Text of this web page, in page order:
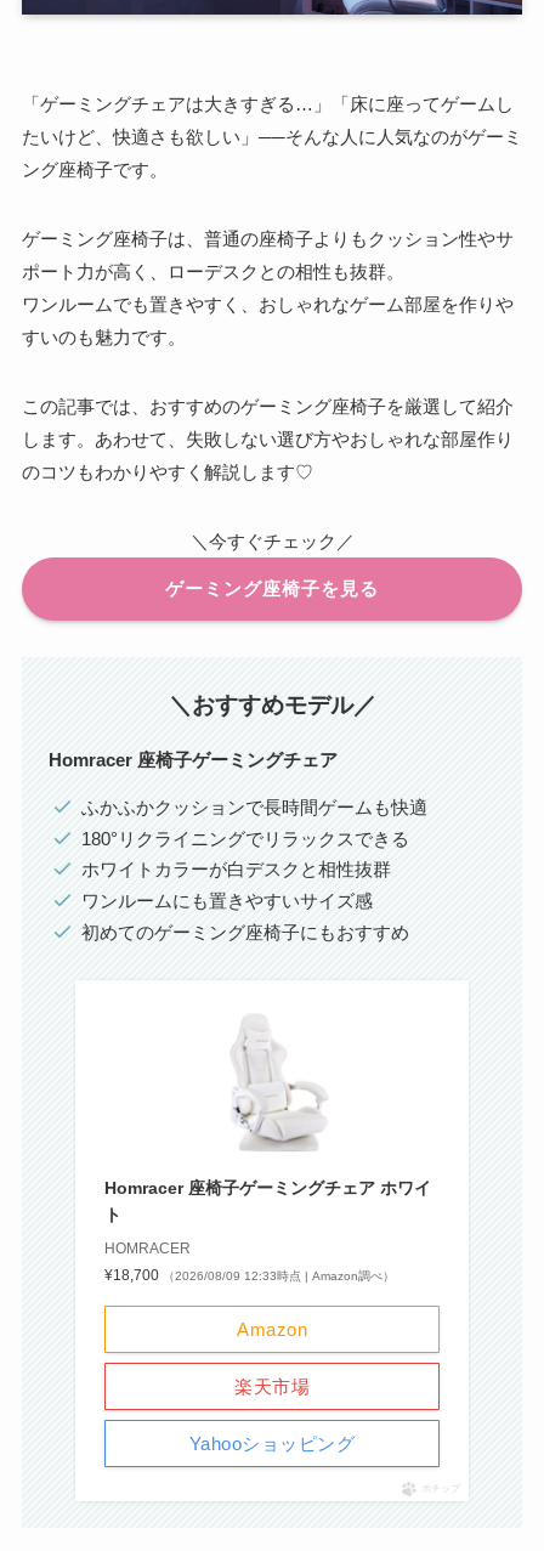
「ゲーミングチェアは大きすぎる…」「床に座ってゲームし
たいけど、快適さも欲しい」──そんな人に人気なのがゲーミ
ング座椅子です。
ゲーミング座椅子は、普通の座椅子よりもクッション性やサ
ポート力が高く、ローデスクとの相性も抜群。
ワンルームでも置きやすく、おしゃれなゲーム部屋を作りや
すいのも魅力です。
この記事では、おすすめのゲーミング座椅子を厳選して紹介
します。あわせて、失敗しない選び方やおしゃれな部屋作り
のコツもわかりやすく解説します♡
＼今すぐチェック／
ゲーミング座椅子を見る
＼おすすめモデル／
Homracer 座椅子ゲーミングチェア
ふかふかクッションで長時間ゲームも快適
180°リクライニングでリラックスできる
ホワイトカラーが白デスクと相性抜群
ワンルームにも置きやすいサイズ感
初めてのゲーミング座椅子にもおすすめ
Homracer 座椅子ゲーミングチェア ホワイ
ト
HOMRACER
¥18,700
（2026/08/09 12:33時点 | Amazon調べ）
Amazon
楽天市場
Yahooショッピング
ポチップ